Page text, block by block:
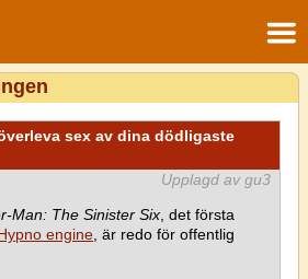
sex av dina dödligaste
Upplagd av gu3
Man: The Sinister Six , det första
engine , är redo för offentlig